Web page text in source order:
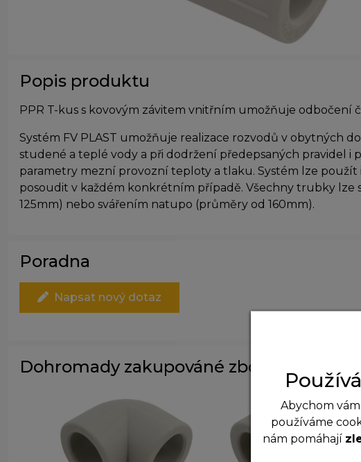
Popis produktu
PPR T-kus s kovovým závitem vnitřním umožňuje odbočení
Systém FV PLAST umožňuje realizace rozvodů v obytných
studené a teplé vody a při dodržení předepsaných pravidel
parametry mezní provozní teploty a tlaku. Systém lze
posoudit v každém konkrétním případě. Všechny trubky
125mm) nebo svářením natupo (průměry od 160mm).
Poradna
Napsat nový dotaz
Dohromady zakupováné zboží
Abychom
používáme
nám pomáhají